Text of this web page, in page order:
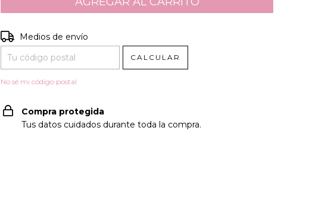
Entregas para el CP:
Medios de envío
CALCULAR
No sé mi código postal
Compra protegida
Tus datos cuidados durante toda la compra.